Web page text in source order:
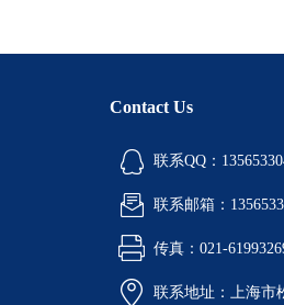
Contact Us
联系QQ：
联系邮箱：
传真：021-
联系地址：上海市